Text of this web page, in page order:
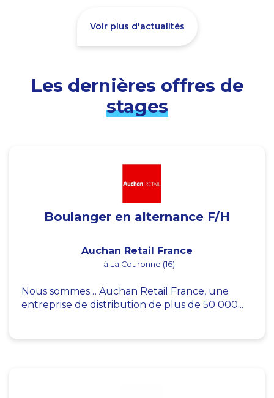
Voir plus d'actualités
Les dernières offres de
stages
Boulanger en alternance F/H
Auchan Retail France
à La Couronne (16)
Nous sommes… Auchan Retail France, une
entreprise de distribution de plus de 50 000...